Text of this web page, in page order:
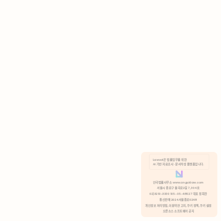
분석 쿠키 허용
Lawvot은 법률업무를 위한
AI 기반 자료조사 · 문서작성 플랫폼입니다.
안국법률사무소 www.anguklaw.com
서울시 종로구 율곡로2길 7, 304호
02)3210-3330 105-05-48527 대표 정희찬
통신판매 2024서울종로0248
개인정보 처리방침, 이용약관 고지, 쿠키 정책, 쿠키 설정
오픈소스 소프트웨어 공지